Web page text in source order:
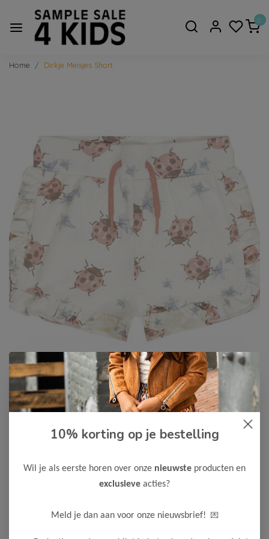
0
Home Dirkje Meisjes Short
Vorige
-50%
Dirkje Meisjes Short
7,50 14,99
80 86
10% korting op je bestelling
Wil je als eerste horen over onze nieuwste producten en
exclusieve acties?
Meld je dan aan voor onze nieuwsbrief! 💌